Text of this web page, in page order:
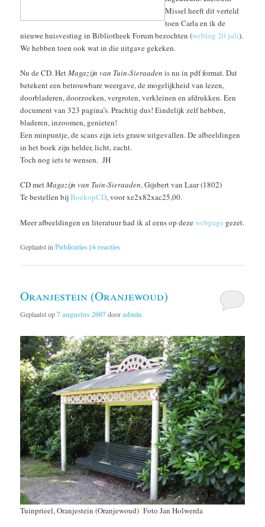
Missel heeft dit verteld
toen Carla en ik de
nieuwe huisvesting in Bibliotheek Forum bezochten (weblog 20 juli).
We hebben toen ook wat in die uitgave gekeken.
Nu de CD. HetMagazijn van Tuin-Sieraaden is nu in pdf format. Dat
betekent een betrouwbare weergave, de mogelijkheid van lezen,
doorbladeren, doorzoeken, vergroten, verkleinen en afdrukken. Een
document van 323 pagina’s. Prachtig dus! Eindelijk zelf hebben,
bladeren, inzoomen, genieten!
Een minpuntje, de scans zijn iets grauw uitgevallen. De afbeeldingen
in het boek zijn helder, licht, zacht.
Toch nog iets te wensen. JH
CD metMagazijn van Tuin-Sieraaden, Gijsbert van Laar (1802)
Te bestellen bijBoekopCD, voor xe2x82xac25,00.
Meer afbeeldingen en literatuur had ik al eens op dezewebpage gezet.
Geplaatst in Publicaties|6reacties
Oranjestein (Oranjewoud)
Geplaatst op7 augustus 2007dooradmin
Tuinprieel, Oranjestein (Oranjewoud) Foto Jan Holwerda